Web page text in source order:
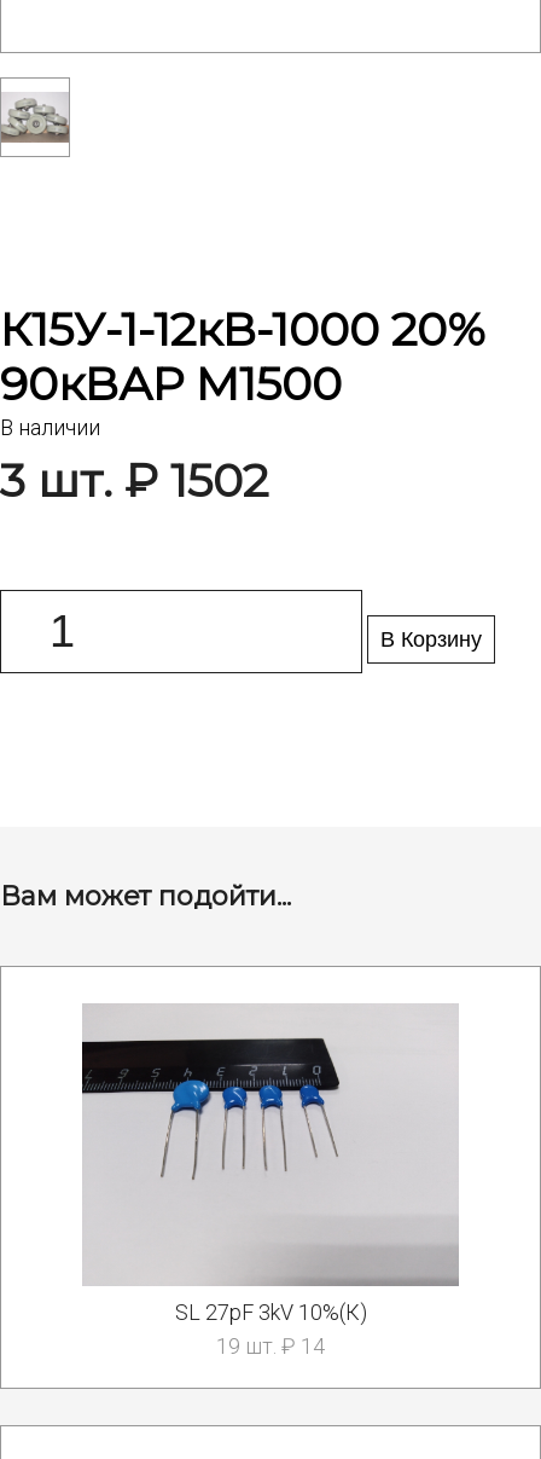
К15У-1-12кВ-1000 20%
90кВАР М1500
В наличии
3 шт. ₽ 1502
В Корзину
Вам может подойти...
SL 27pF 3kV 10%(К)
19 шт. ₽ 14